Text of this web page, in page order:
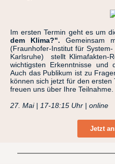
Im ersten Termin geht es um
dem Klima?". Gemeinsam
(Fraunhofer-Institut für
Karlsruhe) stellt Klimafakten-
wichtigsten Erkenntnisse und
Auch das Publikum ist zu
können sich jetzt für den
freuen uns über Ihre Teilnahme.
27. Mai | 17-18:15 Uhr | online
Jetzt